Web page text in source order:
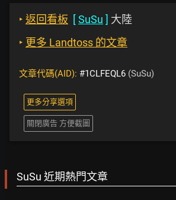
‣ 返回看板 [SuSu ] 大陸
‣ 更多 Landtoss 的文章
文章代碼(AID): #1CLFEQL6 (SuSu)
更多分享選項
關閉廣告 方便截圖
SuSu 近期熱門文章